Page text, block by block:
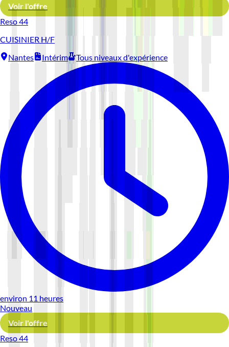
Voir l'offre
Reso 44
CUISINIER H/F
Nantes
Intérim Tous niveaux d'expérience
environ 11 heures
Nouveau
Voir l'offre
Reso 44